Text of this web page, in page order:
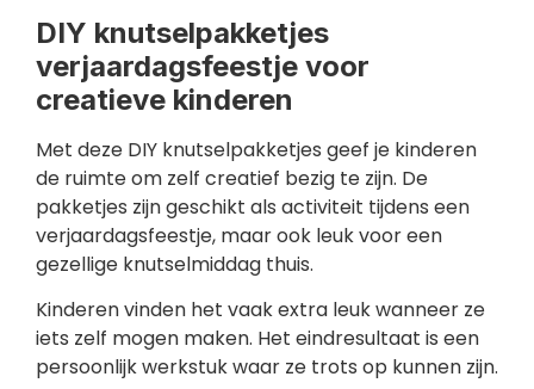
DIY knutselpakketjes
verjaardagsfeestje voor
creatieve kinderen
Met deze DIY knutselpakketjes geef je kinderen
de ruimte om zelf creatief bezig te zijn. De
pakketjes zijn geschikt als activiteit tijdens een
verjaardagsfeestje, maar ook leuk voor een
gezellige knutselmiddag thuis.
Kinderen vinden het vaak extra leuk wanneer ze
iets zelf mogen maken. Het eindresultaat is een
persoonlijk werkstuk waar ze trots op kunnen zijn.